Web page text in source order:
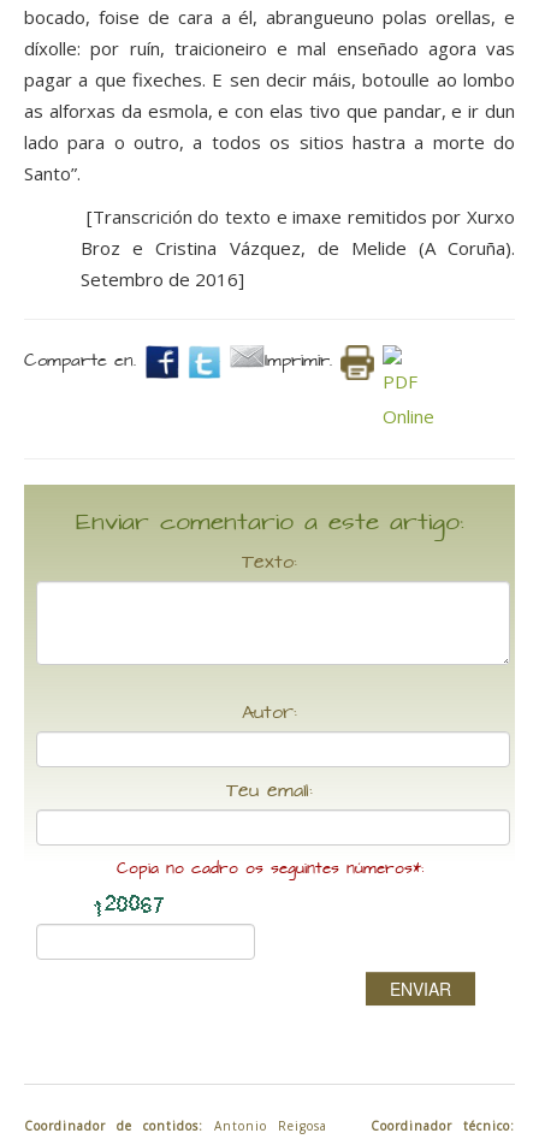
bocado, foise de cara a él, abrangueuno polas orellas, e
díxolle: por ruín, traicioneiro e mal enseñado agora vas
pagar a que fixeches. E sen decir máis, botoulle ao lombo
as alforxas da esmola, e con elas tivo que pandar, e ir dun
lado para o outro, a todos os sitios hastra a morte do
Santo”.
[Transcrición do texto e imaxe remitidos por Xurxo
Broz e Cristina Vázquez, de Melide (A Coruña).
Setembro de 2016]
Comparte en. Imprimir.
Enviar comentario a este artigo:
Texto:
Autor:
Teu email:
Copia no cadro os seguintes números*:
ENVIAR
Coordinador de contidos: Antonio Reigosa Coordinador técnico: